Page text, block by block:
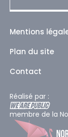
Mentions
Plan du site
Contact
Réalisé par :
membre de la